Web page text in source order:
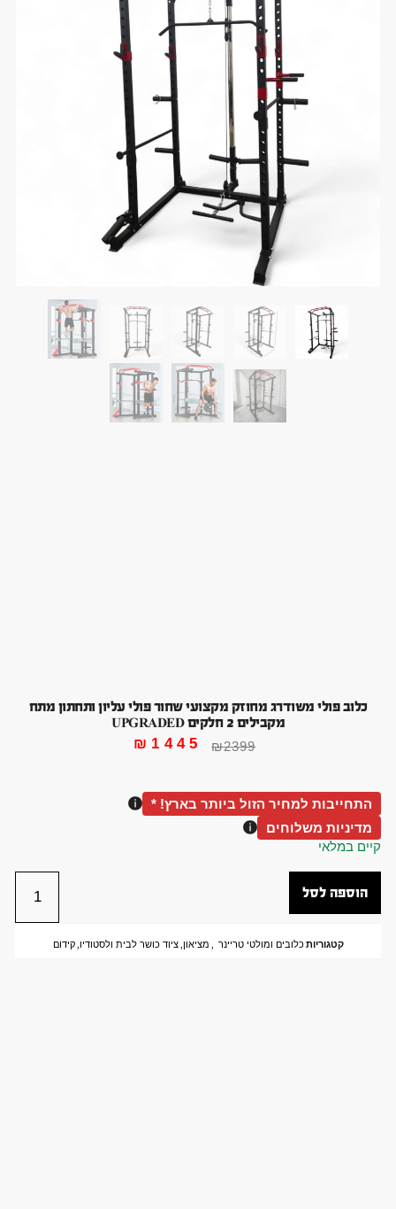
כלוב פולי משודרג מחוזק מקצועי שחור פולי עליון ותחתון מתח
מקבילים 2 חלקים UPGRADED
₪2399
₪ 1445
התחייבות למחיר הזול ביותר בארץ! *
מדיניות משלוחים
קיים במלאי
הוספה לסל
קטגוריות כלובים ומולטי טריינר , מציאון,ציוד כושר לבית ולסטודיו,קידום